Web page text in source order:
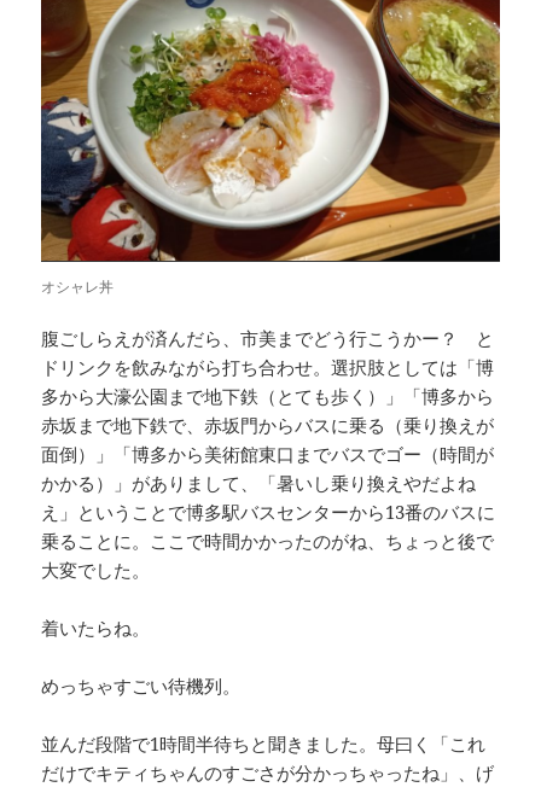
オシャレ丼
腹ごしらえが済んだら、市美までどう行こうかー？ と
ドリンクを飲みながら打ち合わせ。選択肢としては「博
多から大濠公園まで地下鉄（とても歩く）」「博多から
赤坂まで地下鉄で、赤坂門からバスに乗る（乗り換えが
面倒）」「博多から美術館東口までバスでゴー（時間が
かかる）」がありまして、「暑いし乗り換えやだよね
え」ということで博多駅バスセンターから13番のバスに
乗ることに。ここで時間かかったのがね、ちょっと後で
大変でした。
着いたらね。
めっちゃすごい待機列。
並んだ段階で1時間半待ちと聞きました。母曰く「これ
だけでキティちゃんのすごさが分かっちゃったね」、げ